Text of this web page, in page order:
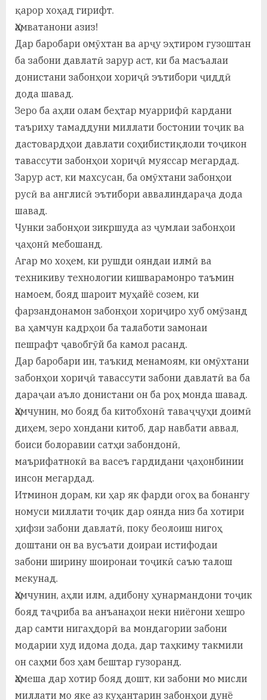
қарор хоҳад гирифт.
Ҳамватанони азиз!
Дар баробари омӯхтан ва арҷу эҳтиром гузоштан
ба забони давлатӣ зарур аст, ки ба масъалаи
донистани забонҳои хориҷӣ эътибори ҷиддӣ
дода шавад.
Зеро ба аҳли олам беҳтар муаррифӣ кардани
таъриху тамаддуни миллати бостонии тоҷик ва
дастовардҳои давлати соҳибистиқлоли тоҷикон
тавассути забонҳои хориҷӣ муяссар мегардад.
Зарур аст, ки махсусан, ба омӯхтани забонҳои
русӣ ва англисӣ эътибори аввалиндараҷа дода
шавад.
Чунки забонҳои зикршуда аз ҷумлаи забонҳои
ҷаҳонӣ мебошанд.
Агар мо хоҳем, ки рушди ояндаи илмӣ ва
техникиву технологии кишварамонро таъмин
намоем, бояд шароит муҳайё созем, ки
фарзандонамон забонҳои хориҷиро хуб омӯзанд
ва ҳамчун кадрҳои ба талаботи замонаи
пешрафт ҷавобгӯй ба камол расанд.
Дар баробари ин, таъкид менамоям, ки омӯхтани
забонҳои хориҷӣ тавассути забони давлатӣ ва ба
дараҷаи аъло донистани он ба роҳ монда шавад.
Ҳамчунин, мо бояд ба китобхонӣ таваҷҷуҳи доимӣ
диҳем, зеро хондани китоб, дар навбати аввал,
боиси болоравии сатҳи забондонӣ,
маърифатнокӣ ва васеъ гардидани ҷаҳонбинии
инсон мегардад.
Итминон дорам, ки ҳар як фарди огоҳ ва бонангу
номуси миллати тоҷик дар оянда низ ба хотири
ҳифзи забони давлатӣ, поку беолоиш нигоҳ
доштани он ва вусъати доираи истифодаи
забони ширину шоиронаи тоҷикӣ саъю талош
мекунад.
Ҳамчунин, аҳли илм, адибону ҳунармандони тоҷик
бояд таҷриба ва анъанаҳои неки ниёгони хешро
дар самти нигаҳдорӣ ва мондагории забони
модарии худ идома дода, дар таҳкиму такмили
он саҳми боз ҳам бештар гузоранд.
Ҳамеша дар хотир бояд дошт, ки забони мо мисли
миллати мо яке аз куҳантарин забонҳои дунё